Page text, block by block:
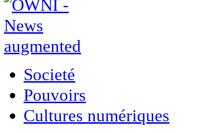
Societé
Pouvoirs
Cultures numériques